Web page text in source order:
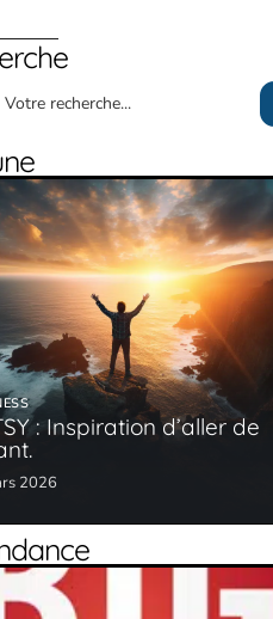
: Inspiration d’aller de
2026